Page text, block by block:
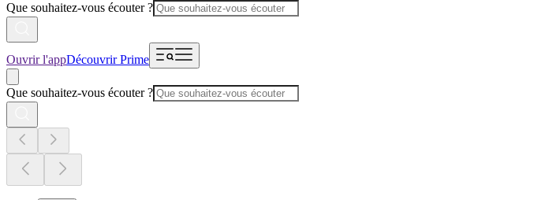
Que souhaitez-vous écouter ?
Ouvrir l'appDécouvrir Prime
Que souhaitez-vous écouter ?